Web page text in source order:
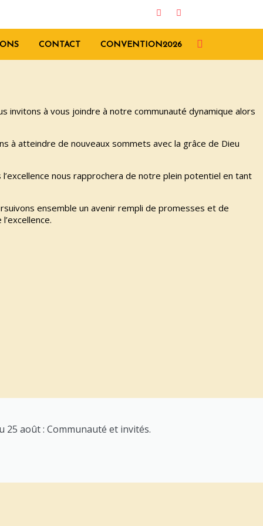
CONTACT CONVENTION2026
invitons à vous joindre à notre communauté dynamique alors
à atteindre de nouveaux sommets avec la grâce de Dieu
nous rapprochera de notre plein potentiel en tant
ensemble un avenir rempli de promesses et de
25 août : Communauté et invités.